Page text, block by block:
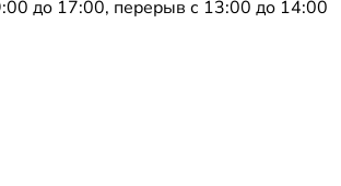
до 17:00, перерыв с 13:00 до 14:00